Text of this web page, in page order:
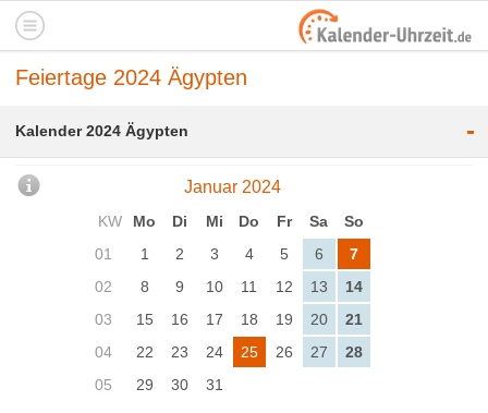
Feiertage 2024 Ägypten
Kalender 2024 Ägypten -
Januar 2024
KW Mo Di Mi Do Fr Sa
So
01
1 2 3 4 5 6
7
02
8 9 10 11 12 13
14
03
15 16 17 18 19 20
21
04
22 23 24 25 26 27
28
05
29 30 31